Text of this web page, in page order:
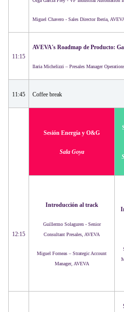
Miguel Chavero - Sales Director Iberia,
11:15
AVEVA's Roadmap de Producto:
Ilaria Michelizzi – Presales Manager
11:45 Coffee break ​
Sesión Energía y O&G
Sala Goya
12:15
Introducción al track
Guillermo Solaguren - Senior
Consultant Presales, AVEVA
Miguel Forneas – Strategic Account
Manager, AVEVA